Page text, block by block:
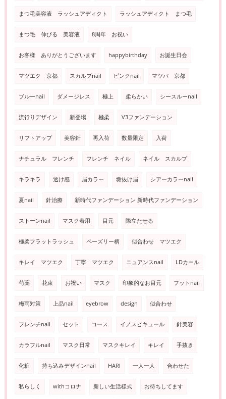
まつ毛美容液 ラッシュアディクト ラッシュアディクト まつ毛
まつ毛 伸びる 美容液 8周年 お祝い
お客様 ありがとうございます happybirthday お誕生日会
マツエク 京都 スカルプnail ピンクnail マツパ 京都
ブルーnail ダメージレス 極上 柔らかい シースルーnail
流行りデザイン 新登場 極柔 V3ファンデーション
リフトアップ 美容針 再入荷 数量限定 入荷
ナチュラル フレンチ フレンチ ネイル ネイル スカルプ
キラキラ 透け感 眉カラー 垢抜け眉 シアーカラーnail
夏nail 針治療 新時代ファンデーション 新時代ファンデーション
ストーンnail マスク着用 目元 際立たせる
極柔フラットラッシュ ペーズリー柄 似合わせ マツエク
キレイ マツエク 丁寧 マツエク ニュアンスnail LDカール
芍薬 花束 お祝い マスク 印象的なお目元 フットnail
梅雨対策 上品nail eyebrow design 似合わせ
フレンチnail セット コース イノスピキュール 針美容
カラフルnail マスク日常 マスクキレイ キレイ 手抜き
化粧 持ち込みデザインnail HARI 一人一人 合わせた
私らしく withコロナ 新しい生活様式 お待ちしてます